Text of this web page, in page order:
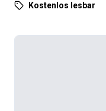
Kostenlos lesbar